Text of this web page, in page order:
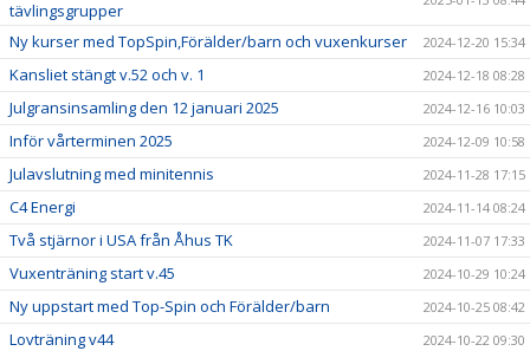
tävlingsgrupper
Ny kurser med TopSpin,Förälder/barn och vuxenkurser 2024-12-20 15:34
Kansliet stängt v.52 och v. 1 2024-12-18 08:28
Julgransinsamling den 12 januari 2025 2024-12-16 10:03
Inför vårterminen 2025 2024-12-09 10:58
Julavslutning med minitennis 2024-11-28 17:15
C4 Energi 2024-11-14 08:24
Två stjärnor i USA från Åhus TK 2024-11-07 17:33
Vuxenträning start v.45 2024-10-29 10:24
Ny uppstart med Top-Spin och Förälder/barn 2024-10-25 08:42
Lovträning v44 2024-10-22 09:30